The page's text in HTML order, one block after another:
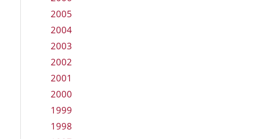
2005
2004
2003
2002
2001
2000
1999
1998